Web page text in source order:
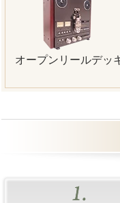
オープンリールデッ